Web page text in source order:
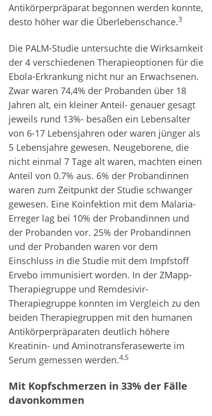
Antikörperpräparat begonnen werden konnte,
desto höher war die Überlebenschance.3
Die PALM-Studie untersuchte die Wirksamkeit
der 4 verschiedenen Therapieoptionen für die
Ebola-Erkrankung nicht nur an Erwachsenen.
Zwar waren 74,4% der Probanden über 18
Jahren alt, ein kleiner Anteil- genauer gesagt
jeweils rund 13%- besaßen ein Lebensalter
von 6-17 Lebensjahren oder waren jünger als
5 Lebensjahre gewesen. Neugeborene, die
nicht einmal 7 Tage alt waren, machten einen
Anteil von 0.7% aus. 6% der Probandinnen
waren zum Zeitpunkt der Studie schwanger
gewesen. Eine Koinfektion mit dem Malaria-
Erreger lag bei 10% der Probandinnen und
der Probanden vor. 25% der Probandinnen
und der Probanden waren vor dem
Einschluss in die Studie mit dem Impfstoff
Ervebo immunisiert worden. In der ZMapp-
Therapiegruppe und Remdesivir-
Therapiegruppe konnten im Vergleich zu den
beiden Therapiegruppen mit den humanen
Antikörperpräparaten deutlich höhere
Kreatinin- und Aminotransferasewerte im
Serum gemessen werden.4,5
Mit Kopfschmerzen in 33% der Fälle
davonkommen